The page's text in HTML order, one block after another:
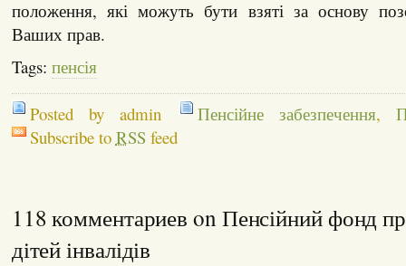
положення, які можуть бути взяті за основу
Ваших прав.
Tags: пенсія
Posted by admin Пенсійне забезпечення,
Subscribe to RSSfeed
118 комментариев on Пенсійний фонд
дітей інвалідів